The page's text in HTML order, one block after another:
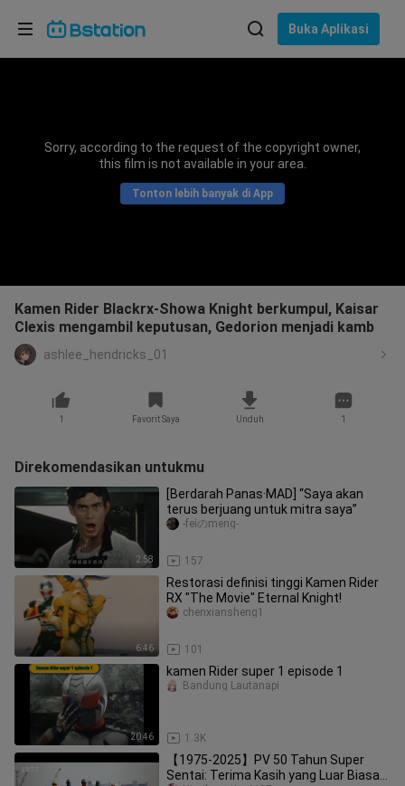
Buka Aplikasi
Sorry, according to the request of the copyright owner,
this film is not available in your area.
Tonton lebih banyak di App
Kamen Rider Blackrx-Showa Knight berkumpul, Kaisar
Clexis mengambil keputusan, Gedorion menjadi kamb
ashlee_hendricks_01
1 Favorit Saya Unduh 1
Direkomendasikan untukmu
2:58
[Berdarah Panas·MAD] “Saya akan
terus berjuang untuk mitra saya”
157
-feiのmeng-
6:46
Restorasi definisi tinggi Kamen Rider
RX "The Movie" Eternal Knight!
101
chenxiansheng1
20:46
kamen Rider super 1 episode 1
1.3K
Bandung Lautanapi
【1975-2025】PV 50 Tahun Super
Sentai: Terima Kasih yang Luar Biasa
Pilih bahasa
Bahasa Indonesia